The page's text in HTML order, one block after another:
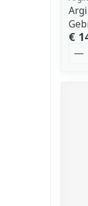
€